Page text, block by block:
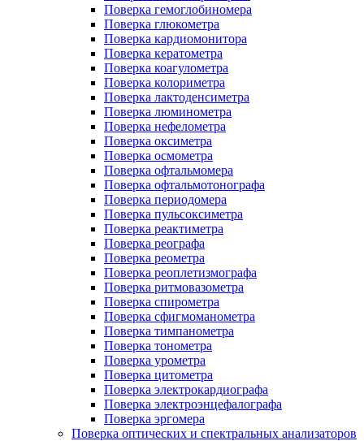
Поверка гемоглобиномера
Поверка глюкометра
Поверка кардиомонитора
Поверка кератометра
Поверка коагулометра
Поверка колориметра
Поверка лактоденсиметра
Поверка люминометра
Поверка нефелометра
Поверка оксиметра
Поверка осмометра
Поверка офтальмомера
Поверка офтальмотонографа
Поверка периодомера
Поверка пульсоксиметра
Поверка реактиметра
Поверка реографа
Поверка реометра
Поверка реоплетизмографа
Поверка ритмовазометра
Поверка спирометра
Поверка сфигмоманометра
Поверка тимпанометра
Поверка тонометра
Поверка урометра
Поверка цитометра
Поверка электрокардиографа
Поверка электроэнцефалографа
Поверка эргомера
Поверка оптических и спектральных анализаторов